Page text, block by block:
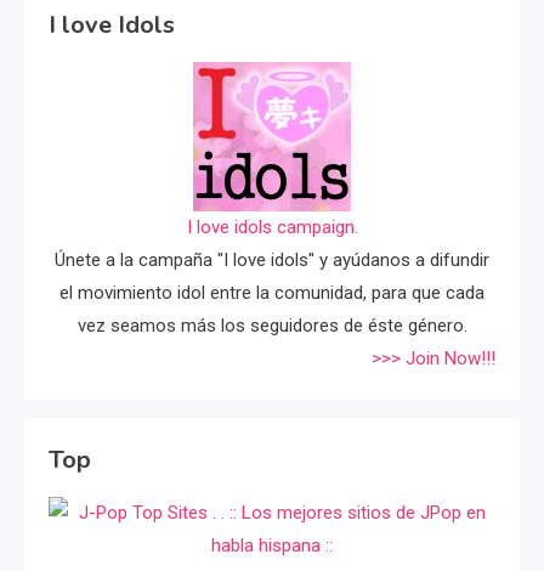
I love Idols
I love idols campaign.
Únete a la campaña "I love idols" y ayúdanos a difundir
el movimiento idol entre la comunidad, para que cada
vez seamos más los seguidores de éste género.
>>> Join Now!!!
Top